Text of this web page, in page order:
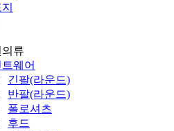
류
웨어
긴팔(라운드)
반팔(라운드)
폴로셔츠
후드